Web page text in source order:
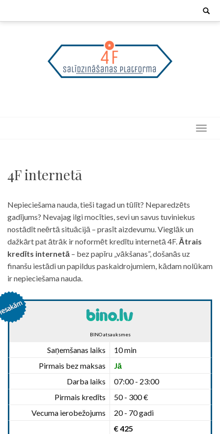
Search
4F internetā
Nepieciešama nauda, tieši tagad un tūlīt? Neparedzēts
gadījums? Nevajag ilgi mocīties, sevi un savus tuviniekus
nostādīt neērtā situācijā – prasīt aizdevumu. Vieglāk un
dažkārt pat ātrāk ir noformēt kredītu internetā 4F. Ātrais
kredīts internetā – bez papīru „vākšanas”, došanās uz
finanšu iestādi un papildus paskaidrojumiem, kādam nolūkam
ir nepieciešama nauda.
BINO atsauksmes
Saņemšanas laiks
10 min
Pirmais bez maksas
Jā
Darba laiks
07:00 - 23:00
Pirmais kredīts
50 - 300 €
Vecuma ierobežojums
20 - 70 gadi
€ 425